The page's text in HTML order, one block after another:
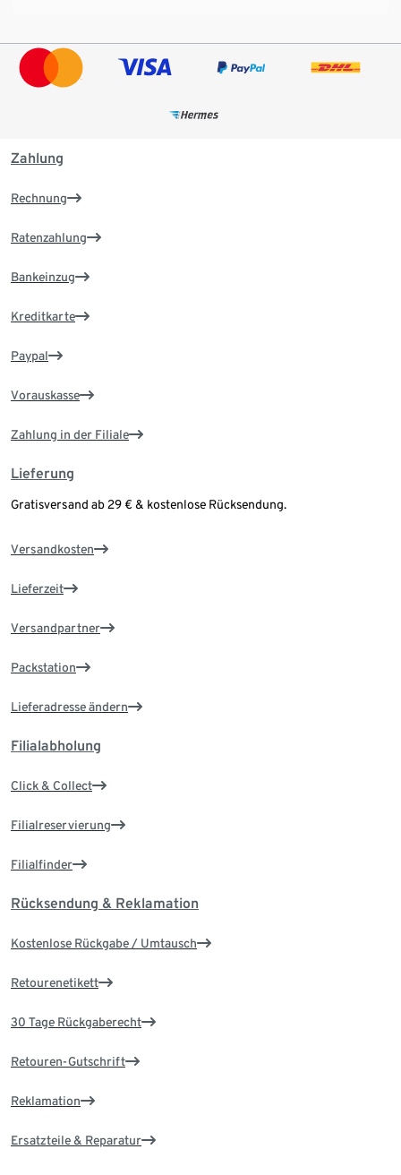
Zahlung
Rechnung
Ratenzahlung
Bankeinzug
Kreditkarte
Paypal
Vorauskasse
Zahlung in der Filiale
Lieferung
Gratisversand ab 29 € & kostenlose Rücksendung.
Versandkosten
Lieferzeit
Versandpartner
Packstation
Lieferadresse ändern
Filialabholung
Click & Collect
Filialreservierung
Filialfinder
Rücksendung & Reklamation
Kostenlose Rückgabe / Umtausch
Retourenetikett
30 Tage Rückgaberecht
Retouren-Gutschrift
Reklamation
Ersatzteile & Reparatur